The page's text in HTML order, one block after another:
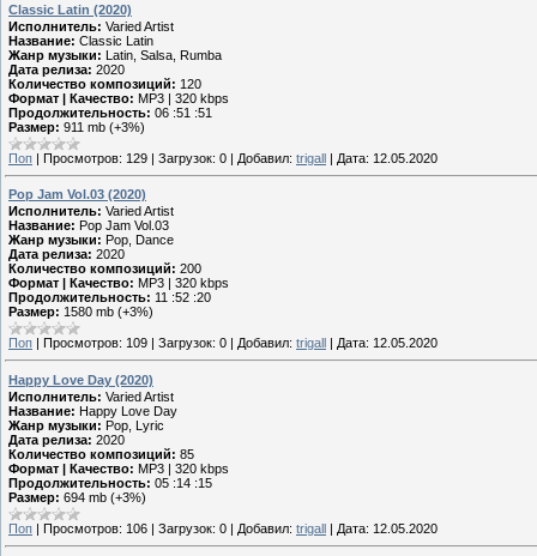
Classic Latin (2020)
Исполнитель: Varied Artist
Название: Classic Latin
Жанр музыки: Latin, Salsa, Rumba
Дата релиза: 2020
Количество композиций: 120
Формат | Качество: MP3 | 320 kbps
Продолжительность: 06 :51 :51
Размер: 911 mb (+3%)
Поп | Просмотров: 129 | Загрузок: 0 | Добавил: trigall | Дата: 12.05.2020
Pop Jam Vol.03 (2020)
Исполнитель: Varied Artist
Название: Pop Jam Vol.03
Жанр музыки: Pop, Dance
Дата релиза: 2020
Количество композиций: 200
Формат | Качество: MP3 | 320 kbps
Продолжительность: 11 :52 :20
Размер: 1580 mb (+3%)
Поп | Просмотров: 109 | Загрузок: 0 | Добавил: trigall | Дата: 12.05.2020
Happy Love Day (2020)
Исполнитель: Varied Artist
Название: Happy Love Day
Жанр музыки: Pop, Lyric
Дата релиза: 2020
Количество композиций: 85
Формат | Качество: MP3 | 320 kbps
Продолжительность: 05 :14 :15
Размер: 694 mb (+3%)
Поп | Просмотров: 106 | Загрузок: 0 | Добавил: trigall | Дата: 12.05.2020